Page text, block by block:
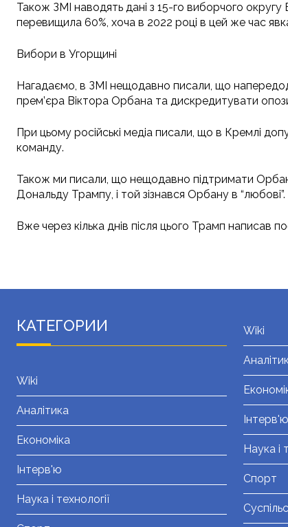
Також ЗМІ наводять дані з 15-го виборчого
перевищила 60%, хоча в 2022 році в цей же час
Вибори в Угорщині
Нагадаємо, в ЗМІ нещодавно писали, що
прем’єра Віктора Орбана та дискредитувати
При цьому російські медіа писали, що в Кремлі
команду.
Також ми писали, що нещодавно підтримати
Дональду Трампу, і той зізнався Орбану в “любові”.
Вже через кілька днів після цього Трамп
КАТЕГОРИИ
Wiki
Аналітика
Економіка
Інтерв'ю
Наука і технології
Wiki
Інтерв'ю
Наука і
Спорт